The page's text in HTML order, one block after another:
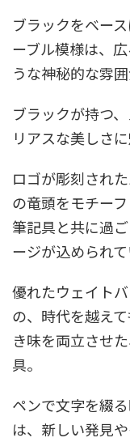
ブラックをベー
ーブル模様は、
うな神秘的な雰
ブラックが持つ
リアスな美しさ
ロゴが彫刻され
の竜頭をモチー
筆記具と共に過
ージが込められて
優れたウェイト
の、時代を越え
き味を両立させ
具。
ペンで文字を綴
は、新しい発見